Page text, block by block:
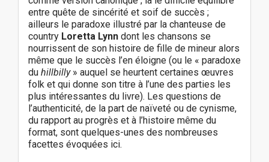
entre quête de sincérité et soif de succès ;
ailleurs le paradoxe illustré par la chanteuse de
country Loretta Lynn dont les chansons se
nourrissent de son histoire de fille de mineur alors
même que le succès l’en éloigne (ou le « paradoxe
du hillbilly» auquel se heurtent certaines œuvres
folk et qui donne son titre à l’une des parties les
plus intéressantes du livre). Les questions de
l’authenticité, de la part de naïveté ou de cynisme,
du rapport au progrès et à l’histoire même du
format, sont quelques-unes des nombreuses
facettes évoquées ici.